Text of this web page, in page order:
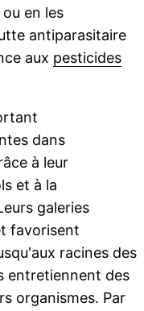
en les
antiparasitaire
aux pesticides
dans
à leur
et à la
galeries
favorisent
racines des
entretiennent des
organismes. Par